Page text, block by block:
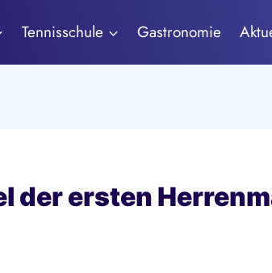
Tennisschule Gastronomie
der ersten